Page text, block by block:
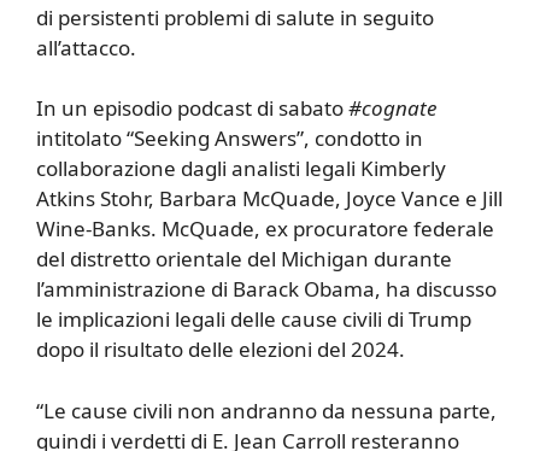
di persistenti problemi di salute in seguito
all’attacco.
In un episodio podcast di sabato#cognate
intitolato “Seeking Answers”, condotto in
collaborazione dagli analisti legali Kimberly
Atkins Stohr, Barbara McQuade, Joyce Vance e Jill
Wine-Banks. McQuade, ex procuratore federale
del distretto orientale del Michigan durante
l’amministrazione di Barack Obama, ha discusso
le implicazioni legali delle cause civili di Trump
dopo il risultato delle elezioni del 2024.
“Le cause civili non andranno da nessuna parte,
quindi i verdetti di E. Jean Carroll resteranno